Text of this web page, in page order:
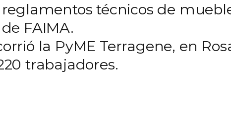
técnicos de
FAIMA.
la PyME Terragene, en
trabajadores.